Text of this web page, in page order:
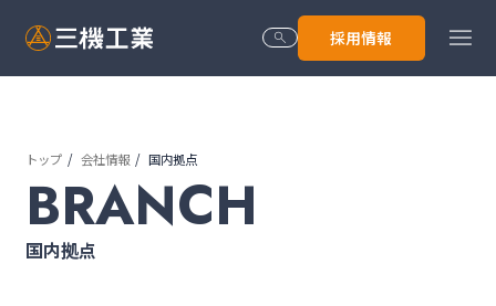
search 採用情報 menu
トップ 会社情報 国内拠点
BRANCH
国内拠点
トップ
会社情報